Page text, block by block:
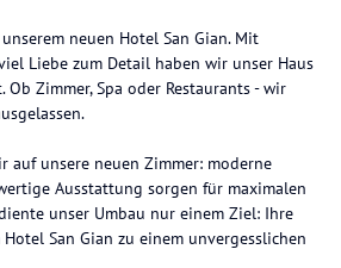
neuen Hotel San Gian. Mit
Liebe zum Detail haben wir unser Haus
Zimmer, Spa oder Restaurants - wir
auf unsere neuen Zimmer: moderne
Ausstattung sorgen für maximalen
unser Umbau nur einem Ziel: Ihre
San Gian zu einem unvergesslichen